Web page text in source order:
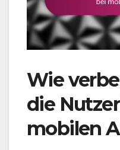
Wie
die
mobilen